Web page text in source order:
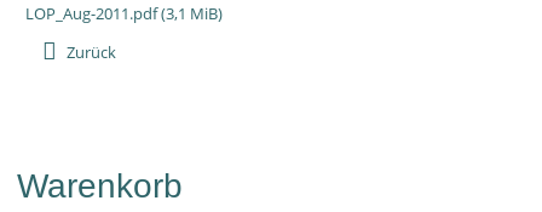
LOP_Aug-2011.pdf(3,1 MiB)
Zurück
Warenkorb